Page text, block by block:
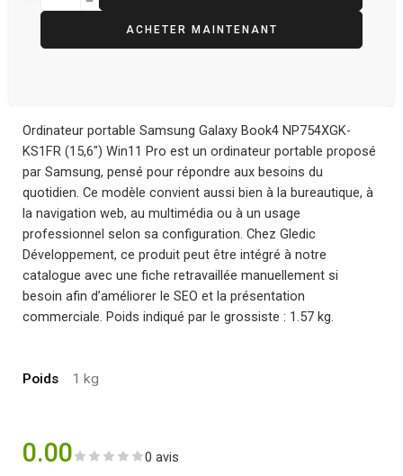
ACHETER MAINTENANT
Ordinateur portable Samsung Galaxy Book4 NP754XGK-
KS1FR (15,6″) Win11 Pro est un ordinateur portable proposé
par Samsung, pensé pour répondre aux besoins du
quotidien. Ce modèle convient aussi bien à la bureautique, à
la navigation web, au multimédia ou à un usage
professionnel selon sa configuration. Chez Gledic
Développement, ce produit peut être intégré à notre
catalogue avec une fiche retravaillée manuellement si
besoin afin d’améliorer le SEO et la présentation
commerciale. Poids indiqué par le grossiste : 1.57 kg.
Poids 1 kg
0.00 0 avis